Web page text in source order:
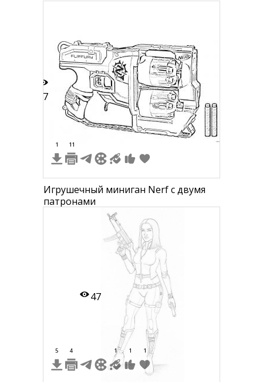
17
1 11
Игрушечный миниган Nerf с двумя
патронами
47
5 4 1 1 1